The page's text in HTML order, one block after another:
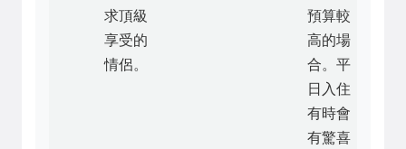
求頂級
享受的
情侶。
預算較
高的場
合。平
日入住
有時會
有驚喜